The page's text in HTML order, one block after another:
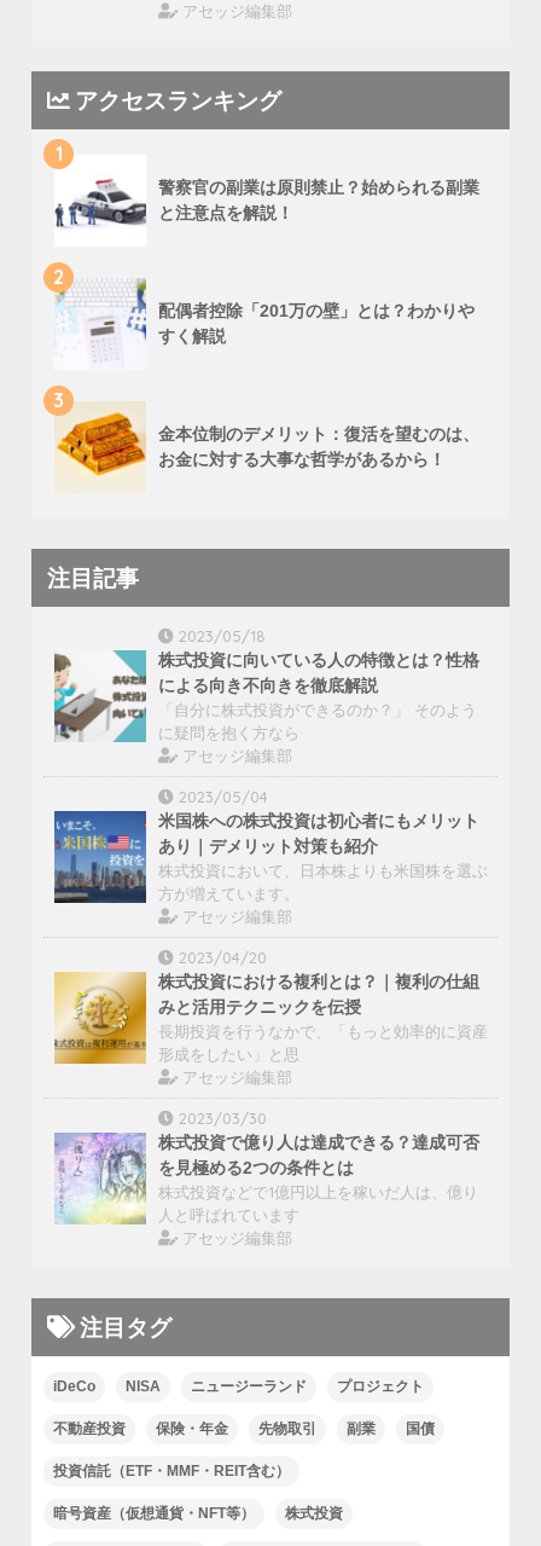
アセッジ編集部
アクセスランキング
1
警察官の副業は原則禁止？始められる副業
と注意点を解説！
2
配偶者控除「201万の壁」とは？わかりや
すく解説
3
金本位制のデメリット：復活を望むのは、
お金に対する大事な哲学があるから！
注目記事
2023/05/18
株式投資に向いている人の特徴とは？性格
による向き不向きを徹底解説
「自分に株式投資ができるのか？」 そのよう
に疑問を抱く方なら
アセッジ編集部
2023/05/04
米国株への株式投資は初心者にもメリット
あり｜デメリット対策も紹介
株式投資において、日本株よりも米国株を選ぶ
方が増えています。
アセッジ編集部
2023/04/20
株式投資における複利とは？｜複利の仕組
みと活用テクニックを伝授
長期投資を行うなかで、「もっと効率的に資産
形成をしたい」と思
アセッジ編集部
2023/03/30
株式投資で億り人は達成できる？達成可否
を見極める2つの条件とは
株式投資などで1億円以上を稼いだ人は、億り
人と呼ばれています
アセッジ編集部
注目タグ
iDeCo NISA ニュージーランド プロジェクト
不動産投資 保険・年金 先物取引 副業 国債
投資信託（ETF・MMF・REIT含む）
暗号資産（仮想通貨・NFT等） 株式投資